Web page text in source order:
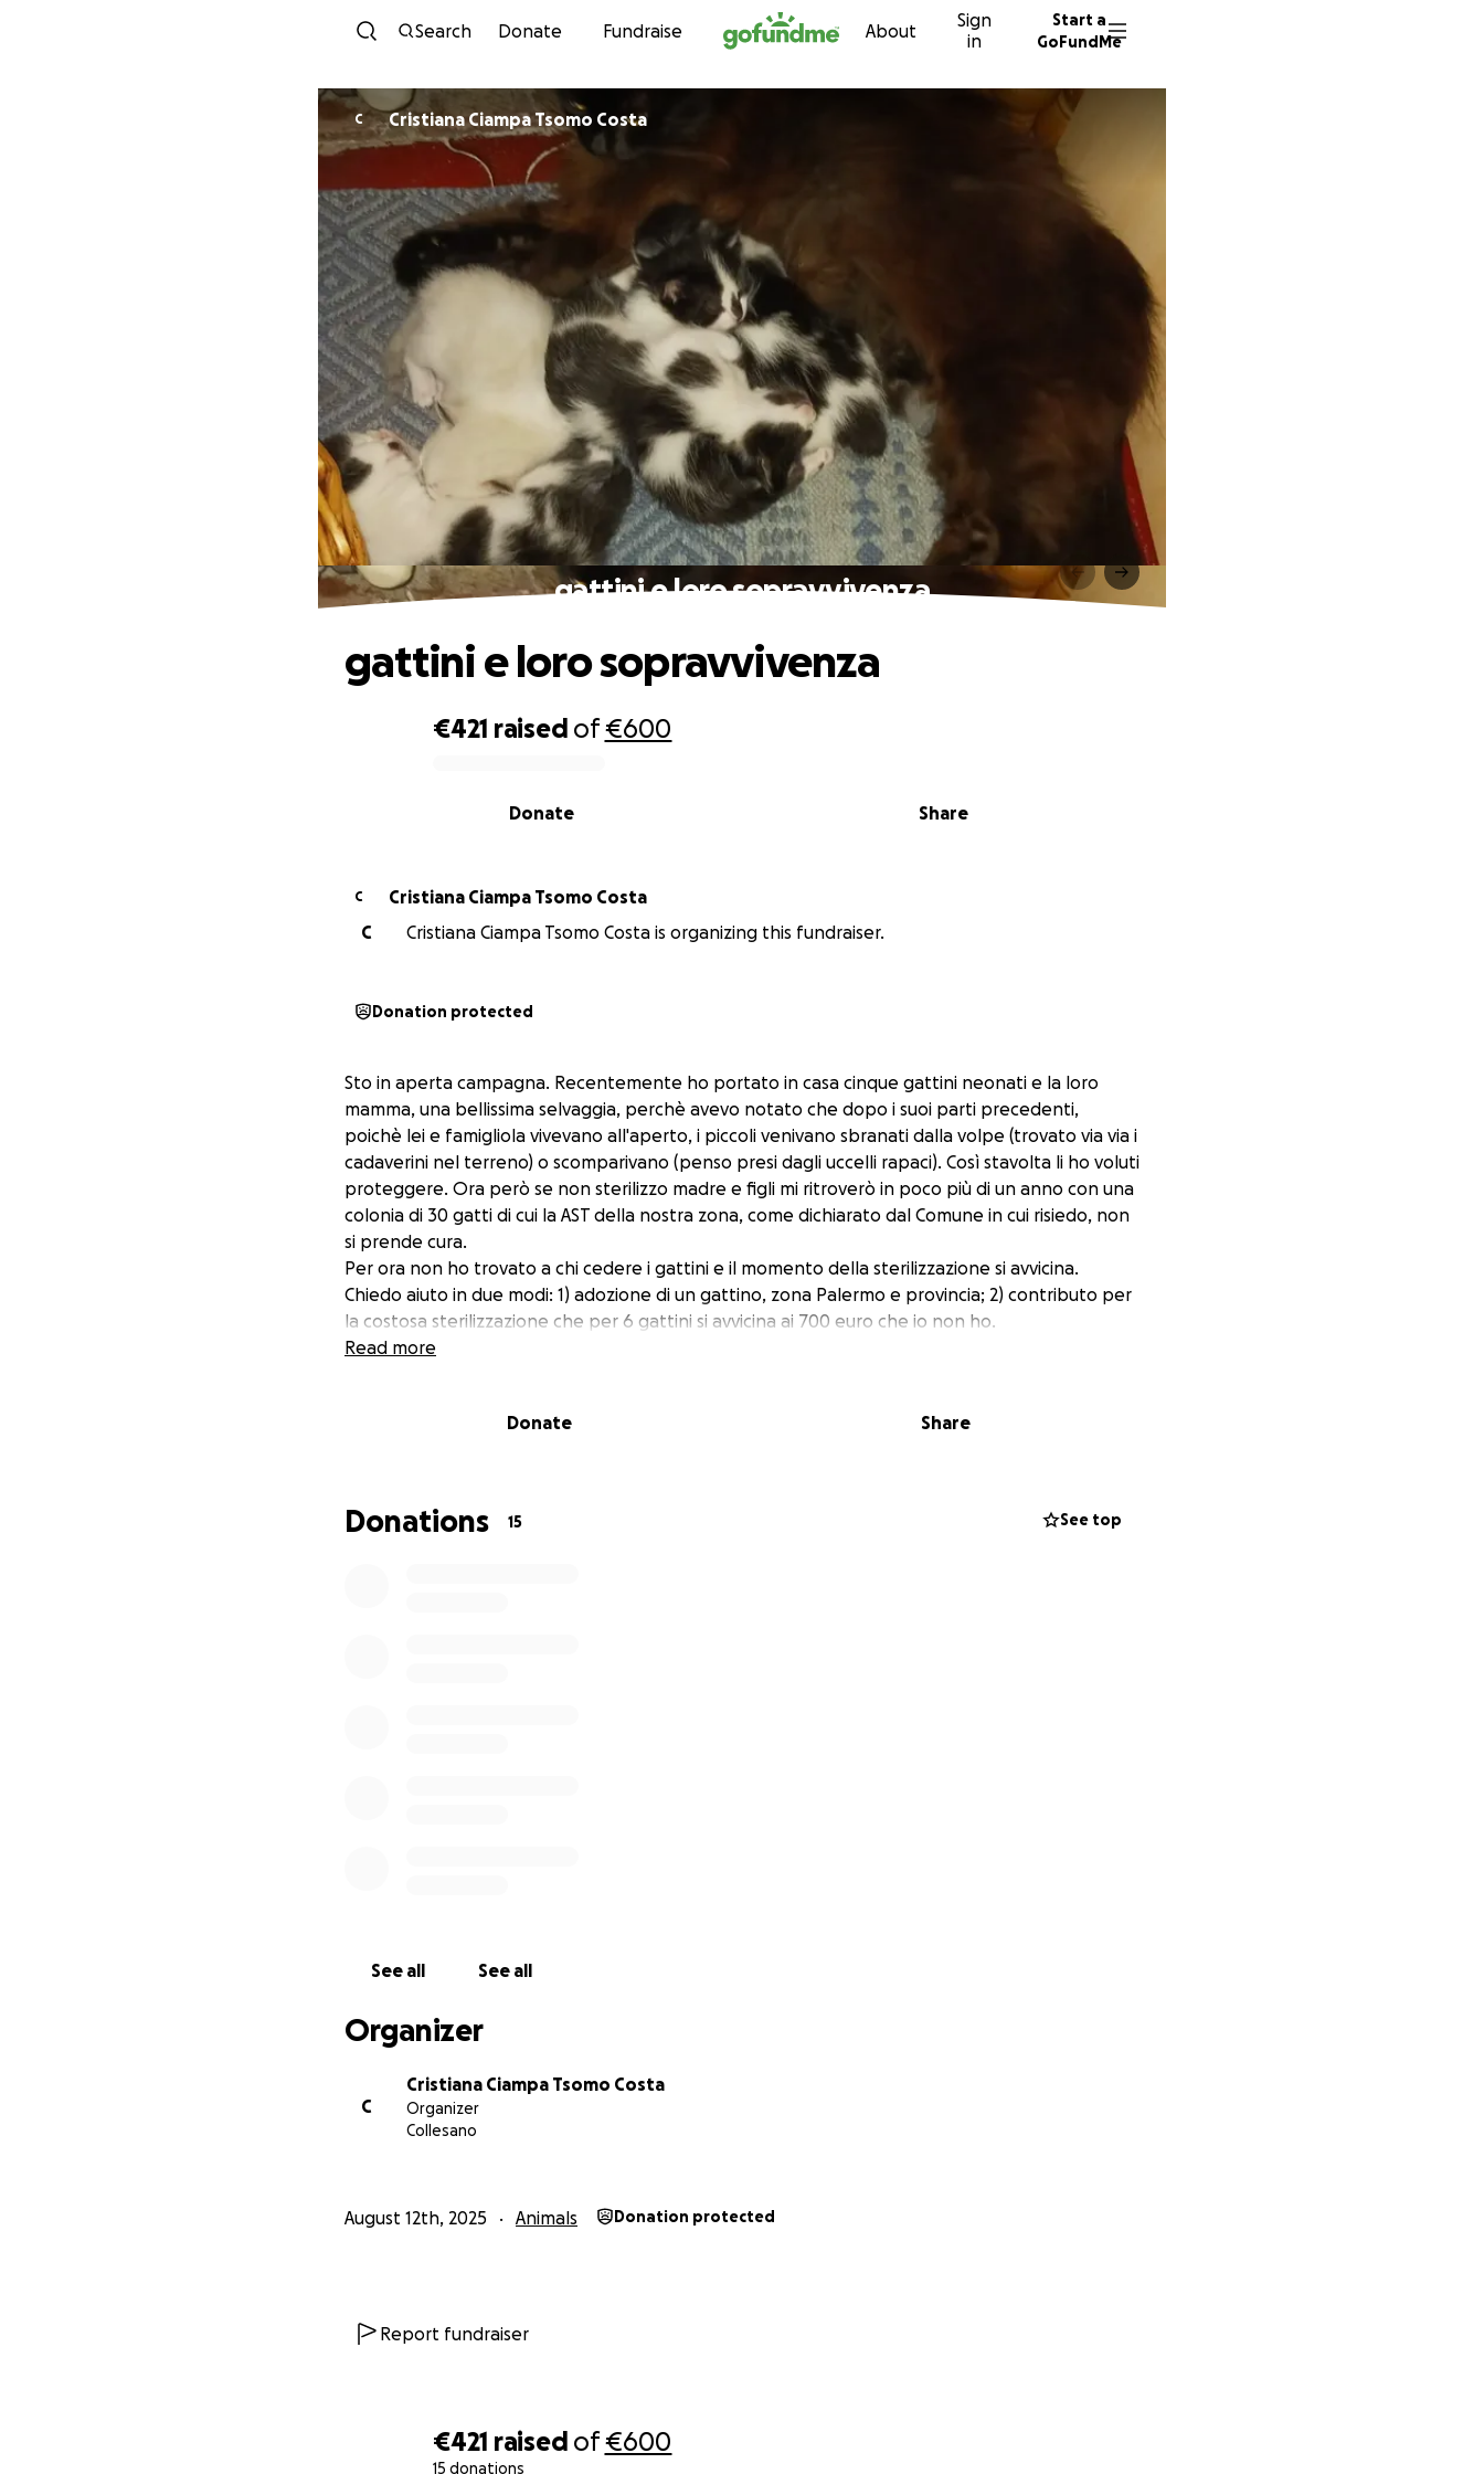
Skip to content
Search Donate Fundraise About
Sign
in
Start a
GoFundMe
€421 raised of€600
15 donations
C Cristiana Ciampa Tsomo Costa
gattini e loro sopravvivenza
€421 raised of€600
Share
Donate
gattini e loro sopravvivenza
C
Cristiana Ciampa Tsomo Costa
C
Cristiana Ciampa Tsomo Costa is organizing this fundraiser.
Donation protected
Sto in aperta campagna. Recentemente ho portato in casa cinque gattini neonati e la loro
mamma, una bellissima selvaggia, perchè avevo notato che dopo i suoi parti precedenti,
poichè lei e famigliola vivevano all'aperto, i piccoli venivano sbranati dalla volpe (trovato via via i
cadaverini nel terreno) o scomparivano (penso presi dagli uccelli rapaci). Così stavolta li ho voluti
proteggere. Ora però se non sterilizzo madre e figli mi ritroverò in poco più di un anno con una
colonia di 30 gatti di cui la AST della nostra zona, come dichiarato dal Comune in cui risiedo, non
si prende cura.
Per ora non ho trovato a chi cedere i gattini e il momento della sterilizzazione si avvicina.
Chiedo aiuto in due modi: 1) adozione di un gattino, zona Palermo e provincia; 2) contributo per
la costosa sterilizzazione che per 6 gattini si avvicina ai 700 euro che io non ho.
Grazie di cuore!
Read more
Donate Share
Donations 15 See top
See all See all
Organizer
C
Cristiana Ciampa Tsomo Costa
Organizer
Collesano
August 12th, 2025 Animals Donation protected
Report fundraiser